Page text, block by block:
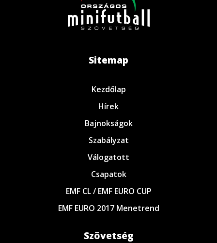
Sitemap
Kezdőlap
Hírek
Bajnokságok
Szabályzat
Válogatott
Csapatok
EMF CL / EMF EURO CUP
EMF EURO 2017 Menetrend
Szövetség